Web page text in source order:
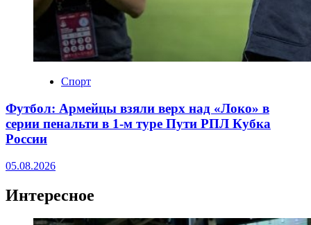
Спорт
Футбол: Армейцы взяли верх над «Локо» в
серии пенальти в 1-м туре Пути РПЛ Кубка
России
05.08.2026
Интересное